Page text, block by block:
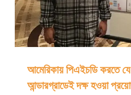
আমেরিকায় পিএইচডি করতে যে
আন্ডারগ্রাডেই দক্ষ হওয়া